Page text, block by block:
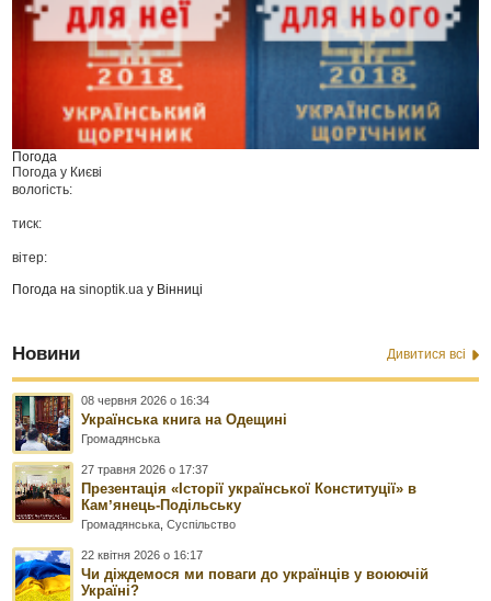
Погода
Погода у Києві
вологість:
тиск:
вітер:
Погода наsinoptik.ua у Вінниці
Новини Дивитися всі
08 червня 2026 о 16:34
Українська книга на Одещині
Громадянська
27 травня 2026 о 17:37
Презентація «Історії української Конституції» в
Камʼянець-Подільську
Громадянська ,Суспільство
22 квітня 2026 о 16:17
Чи діждемося ми поваги до українців у воюючій
Україні?